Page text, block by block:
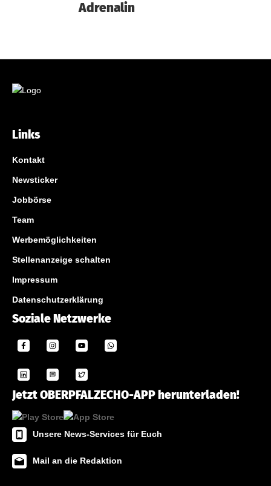
Adrenalin
Links
Kontakt
Newsticker
Jobbörse
Team
Werbemöglichkeiten
Stellenanzeige schalten
Impressum
Datenschutzerklärung
Soziale Netzwerke
Jetzt OBERPFALZECHO-APP herunterladen!
Unsere News-Services für Euch
Mail an die Redaktion